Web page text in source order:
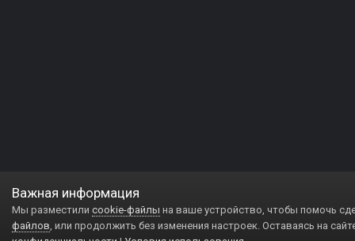
Важная информация
Мы разместили cookie-файлы на ваше устройство, чтобы помочь
файлов, или продолжить без изменения настроек. Оставаясь на